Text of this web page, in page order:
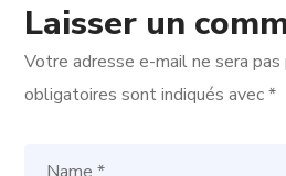
Laisser un
Votre adresse e-mail ne sera pas
obligatoires sont indiqués avec*